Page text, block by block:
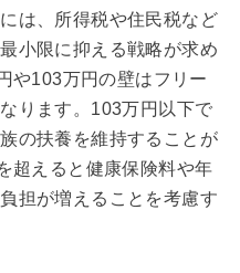
は、所得税や住民税など
小限に抑える戦略が求め
や103万円の壁はフリー
ります。103万円以下で
の扶養を維持することが
超えると健康保険料や年
担が増えることを考慮す